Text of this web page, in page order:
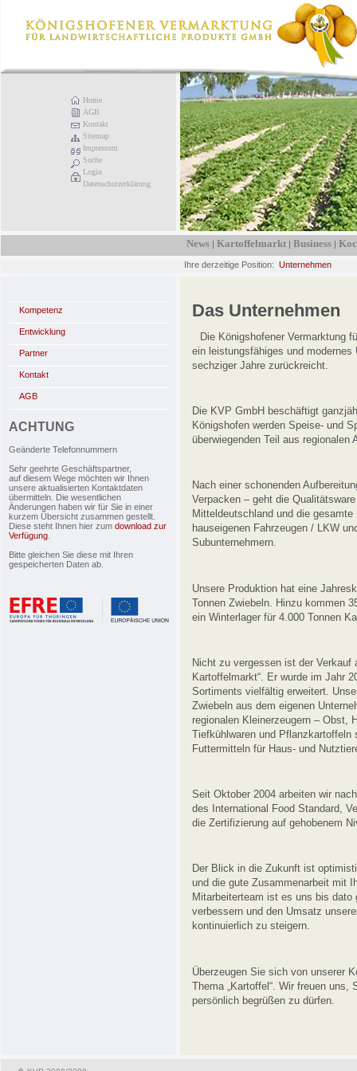
Home
AGB
Kontakt
Sitemap
Impressum
Suche
Login
Datenschutzerklärung
News | Kartoffelmarkt | Business |
Ihre derzeitige Position: Unternehmen
Kompetenz
Entwicklung
Partner
Kontakt
AGB
ACHTUNG
Geänderte Telefonnummern
Sehr geehrte Geschäftspartner,
auf diesem Wege möchten wir Ihnen
unsere aktualisierten Kontaktdaten
übermitteln. Die wesentlichen
Änderungen haben wir für Sie in einer
kurzem Übersicht zusammen gestellt.
Diese steht Ihnen hier zum download zur
Verfügung
Bitte gleichen Sie diese mit Ihren
gespeicherten Daten ab.
Das Unternehmen
Die Königshofener Vermarktung
ein leistungsfähiges und
sechziger Jahre zurückreicht.
Die KVP GmbH beschäftigt
Königshofen werden Speise- und
überwiegenden Teil aus regionalen
Nach einer schonenden
Verpacken – geht die
Mitteldeutschland und die
hauseigenen Fahrzeugen / LKW
Subunternehmern.
Unsere Produktion hat eine
Tonnen Zwiebeln. Hinzu kommen
ein Winterlager für 4.000 Tonnen
Nicht zu vergessen ist der Verkauf
Kartoffelmarkt“. Er wurde im Jahr
Sortiments vielfältig erweitert.
Zwiebeln aus dem eigenen
regionalen Kleinerzeugern – Obst,
Tiefkühlwaren und Pflanzkartoffeln
Futtermitteln für Haus- und
Seit Oktober 2004 arbeiten wir
des International Food Standard,
die Zertifizierung auf gehobenem
Der Blick in die Zukunft ist
und die gute Zusammenarbeit mit
Mitarbeiterteam ist es uns bis
verbessern und den Umsatz
kontinuierlich zu steigern.
Überzeugen Sie sich von unserer
Thema „Kartoffel“. Wir freuen
persönlich begrüßen zu dürfen.